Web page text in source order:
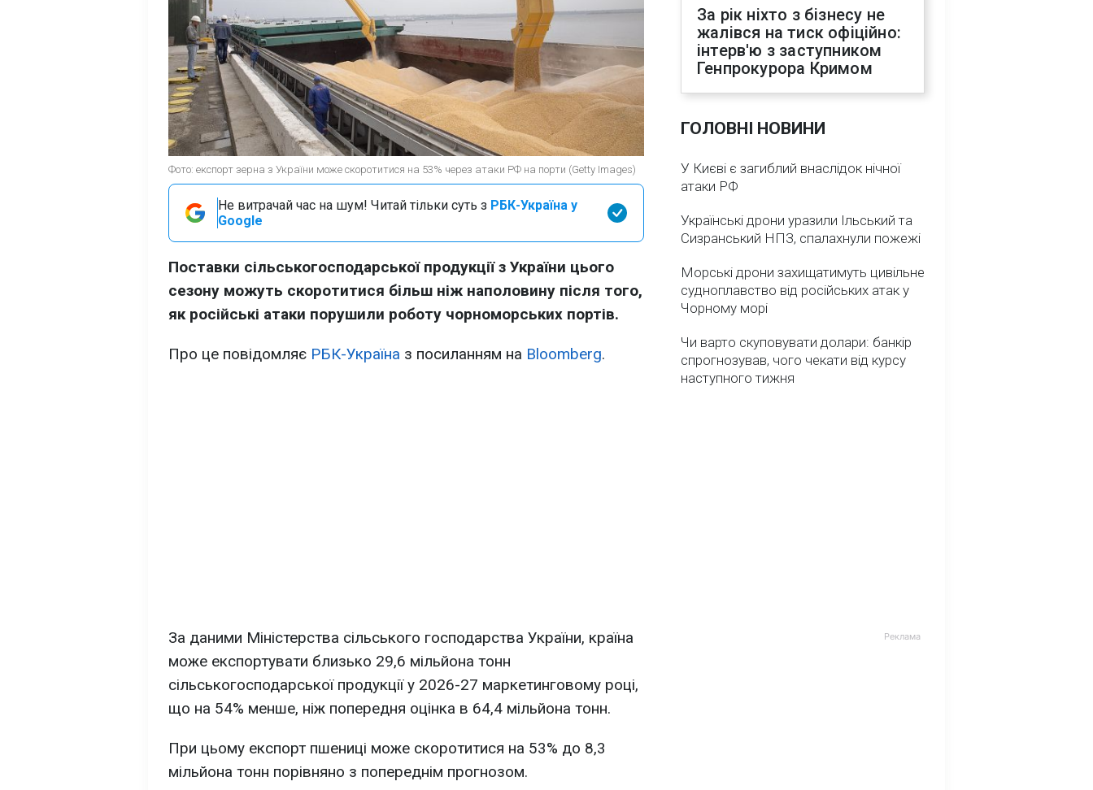
Фото: експорт зерна з України може скоротитися на 53% через атаки РФ на порти (Getty Images)
Не витрачай час на шум! Читай тільки суть з РБК-Україна у
Google
Поставки сільськогосподарської продукції з України цього
сезону можуть скоротитися більш ніж наполовину після того,
як російські атаки порушили роботу чорноморських портів.
Про це повідомляє РБК-Україна з посиланням на Bloomberg.
За даними Міністерства сільського господарства України, країна
може експортувати близько 29,6 мільйона тонн
сільськогосподарської продукції у 2026-27 маркетинговому році,
що на 54% менше, ніж попередня оцінка в 64,4 мільйона тонн.
При цьому експорт пшениці може скоротитися на 53% до 8,3
мільйона тонн порівняно з попереднім прогнозом.
За рік ніхто з бізнесу не
жалівся на тиск офіційно:
інтерв'ю з заступником
Генпрокурора Кримом
ГОЛОВНІ НОВИНИ
У Києві є загиблий внаслідок нічної
атаки РФ
Українські дрони уразили Ільський та
Сизранський НПЗ, спалахнули пожежі
Морські дрони захищатимуть цивільне
судноплавство від російських атак у
Чорному морі
Чи варто скуповувати долари: банкір
спрогнозував, чого чекати від курсу
наступного тижня